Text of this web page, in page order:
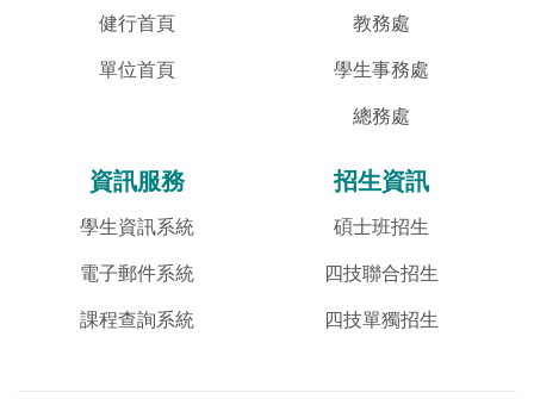
健行首頁
單位首頁
教務處
學生事務處
總務處
資訊服務
學生資訊系統
電子郵件系統
課程查詢系統
招生資訊
碩士班招生
四技聯合招生
四技單獨招生